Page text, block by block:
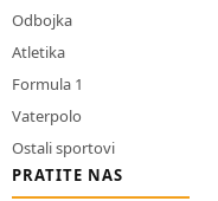
Odbojka
Atletika
Formula 1
Vaterpolo
Ostali sportovi
PRATITE NAS